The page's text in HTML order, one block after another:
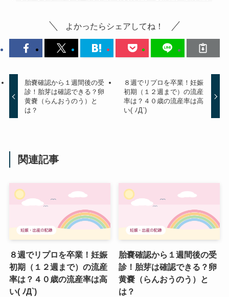
よかったらシェアしてね！
胎嚢確認から１週間後の受
診！胎芽は確認できる？卵
黄嚢（らんおうのう）と
は？
８週でリプロを卒業！妊娠
初期（１２週まで）の流産
率は？４０歳の流産率は高
い( ﾉД`)
関連記事
８週でリプロを卒業！妊娠
初期（１２週まで）の流産
率は？４０歳の流産率は高
い( ﾉД`)
胎嚢確認から１週間後の受
診！胎芽は確認できる？卵
黄嚢（らんおうのう）と
は？